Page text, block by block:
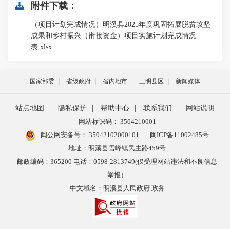
附件下载：
（项目计划完成情况）明溪县2025年度巩固拓展脱贫攻坚
成果和乡村振兴（衔接资金）项目实施计划完成情况
表.xlsx
国家部委 省级政府 省内地市 三明县区 新闻媒体
站点地图 隐私保护 帮助中心 联系我们
网站说明
网站标识码： 3504210001
闽公网安备号： 35042102000101
闽ICP备11002485号
地址：明溪县雪峰镇民主路459号
邮政编码：365200 电话：0598-2813749(仅受理网站违法和不良信息
举报）
中文域名：明溪县人民政府.政务